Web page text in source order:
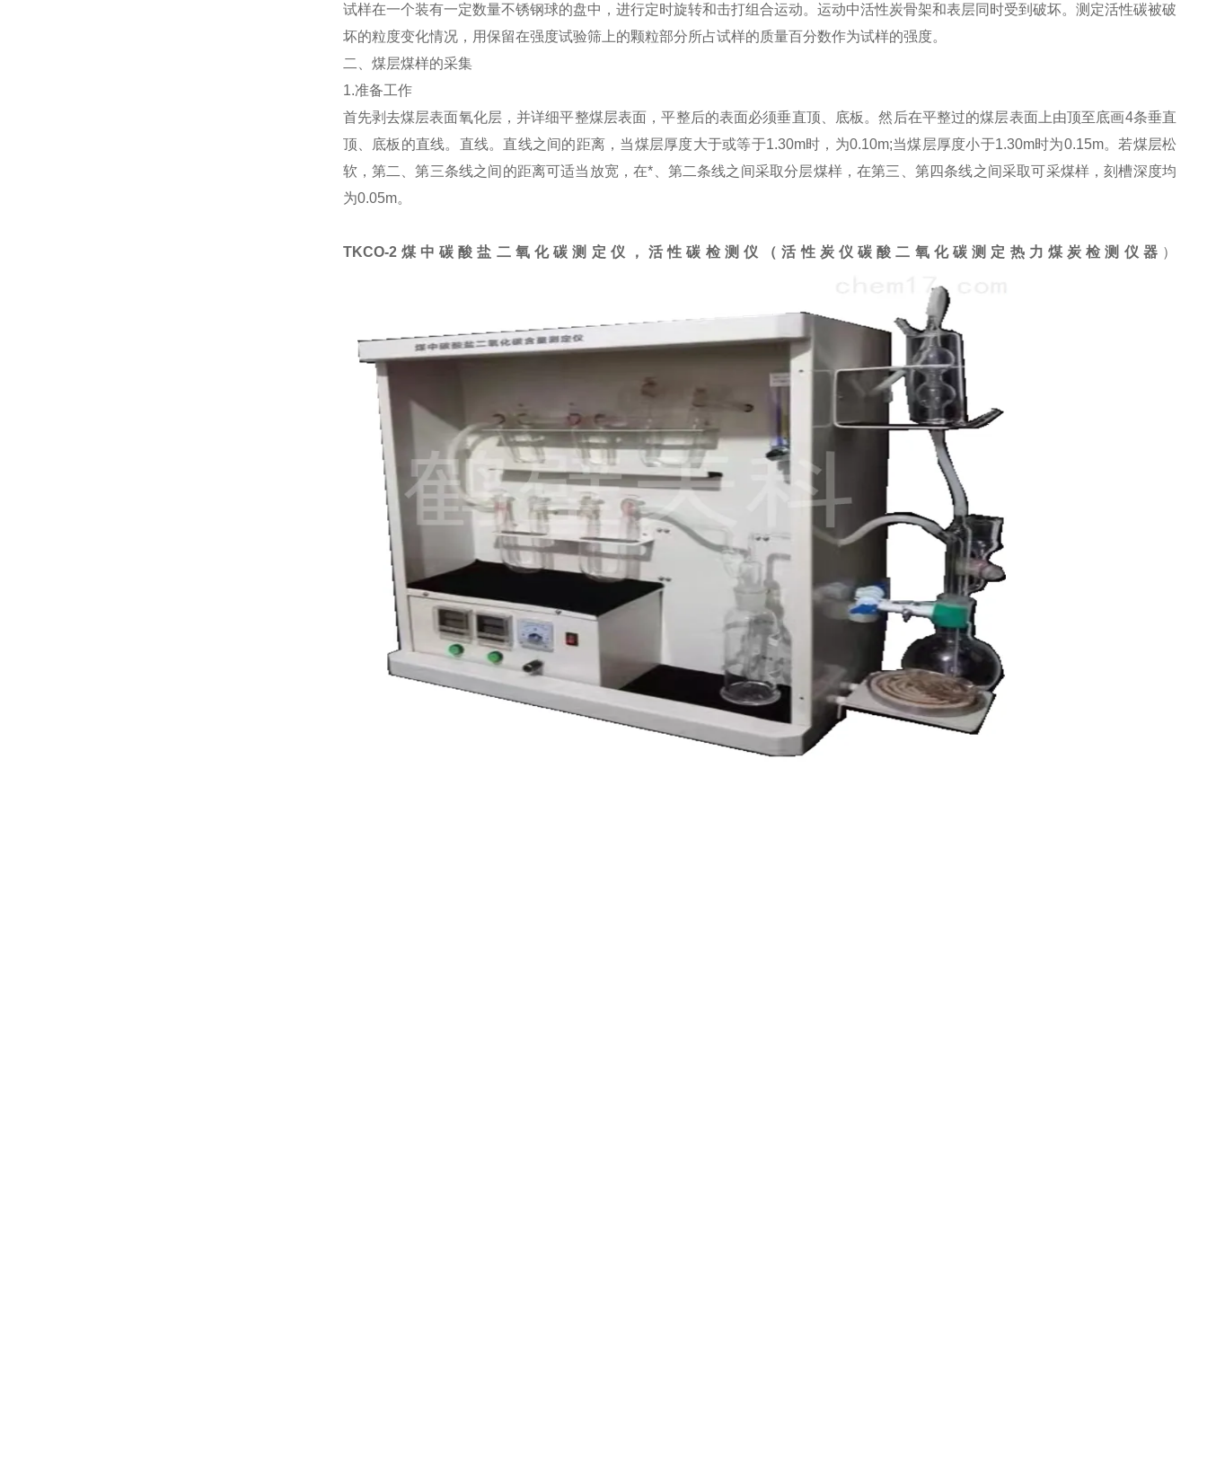
试样在一个装有一定数量不锈钢球的盘中，进行定时旋转和击打组合运动。运动中活性炭骨架和表层同时受到破坏。测定活性碳被破
坏的粒度变化情况，用保留在强度试验筛上的颗粒部分所占试样的质量百分数作为试样的强度。
二、煤层煤样的采集
1.准备工作
首先剥去煤层表面氧化层，并详细平整煤层表面，平整后的表面必须垂直顶、底板。然后在平整过的煤层表面上由顶至底画4条垂直
顶、底板的直线。直线。直线之间的距离，当煤层厚度大于或等于1.30m时，为0.10m;当煤层厚度小于1.30m时为0.15m。若煤层松
软，第二、第三条线之间的距离可适当放宽，在*、第二条线之间采取分层煤样，在第三、第四条线之间采取可采煤样，刻槽深度均
为0.05m。
TKCO-2煤中碳酸盐二氧化碳测定仪，活性碳检测仪（活性炭仪碳酸二氧化碳测定热力煤炭检测仪器 ）